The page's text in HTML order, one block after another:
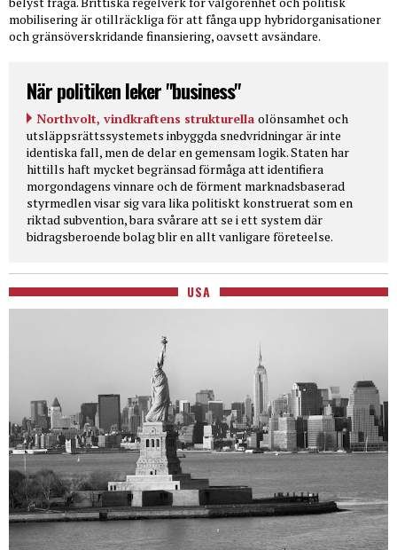
mobilisering är otillräckliga för att fånga upp hybridorganisationer
och gränsöverskridande finansiering, oavsett avsändare.
När politiken leker "business"
Northvolt, vindkraftens strukturella olönsamhet och
utsläppsrättssystemets inbyggda snedvridningar är inte
identiska fall, men de delar en gemensam logik. Staten har
hittills haft mycket begränsad förmåga att identifiera
morgondagens vinnare och de förment marknadsbaserad
styrmedlen visar sig vara lika politiskt konstruerat som en
riktad subvention, bara svårare att se i ett system där
bidragsberoende bolag blir en allt vanligare företeelse.
USA